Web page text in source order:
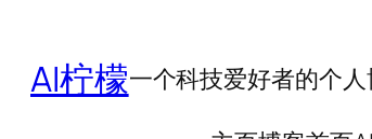
内AI柠檬一个科技爱好者的个